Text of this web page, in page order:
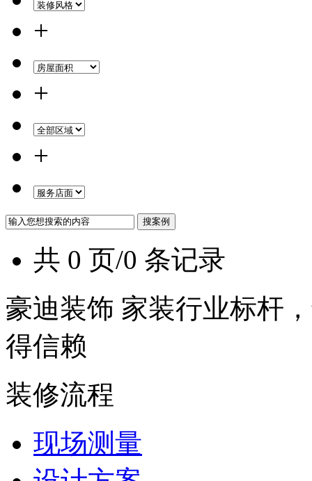
+
+
+
共 0 页/0 条记录
豪迪装饰 家装行业标杆
得信赖
装修流程
现场测量